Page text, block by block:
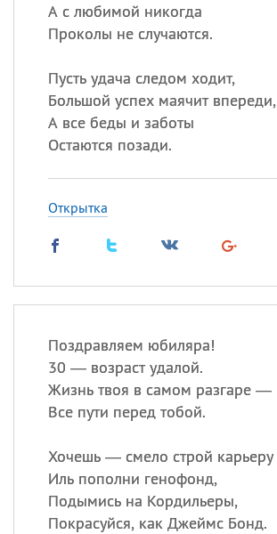
А с любимой никогда
Проколы не случаются.
Пусть удача следом ходит,
Большой успех маячит впереди,
А все беды и заботы
Остаются позади.
Открытка
Поздравляем юбиляра!
30 — возраст удалой.
Жизнь твоя в самом разгаре —
Все пути перед тобой.
Хочешь — смело строй карьеру
Иль пополни генофонд,
Подымись на Кордильеры,
Покрасуйся, как Джеймс Бонд.